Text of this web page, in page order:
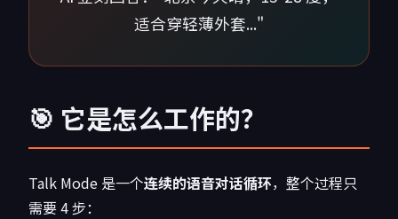
适合穿轻薄外套..."
🎯 它是怎么工作的？
Talk Mode 是一个连续的语音对话循环，整个过程只
需要 4 步：